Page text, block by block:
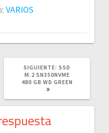
VARIOS
SIGUIENTE: SIGUIENTE
POST:
SSD
M.2 SN350NVME
480 GB WD GREEN